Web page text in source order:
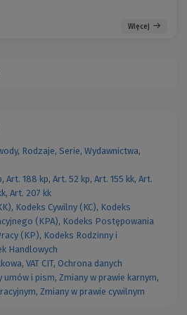
Więcej
, Rodzaje, Serie, Wydawnictwa,
, Art. 188 kp, Art. 52 kp, Art. 155 kk, Art.
, Art. 207 kk
, Kodeks Cywilny (KC), Kodeks
(KPA), Kodeks Postępowania
(KP), Kodeks Rodzinny i
Handlowych
, VAT CIT, Ochrona danych
umów i pism, Zmiany w prawie karnym,
, Zmiany w prawie cywilnym